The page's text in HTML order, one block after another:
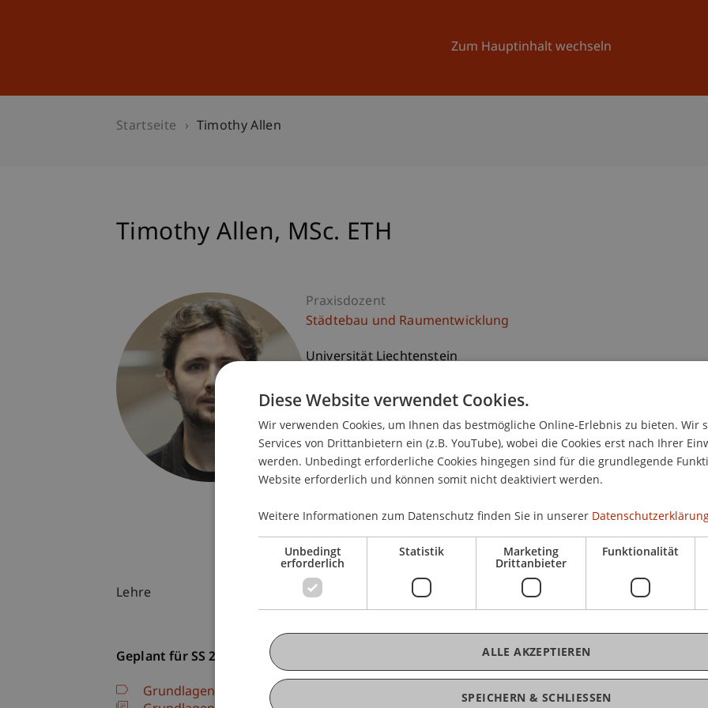
Zum Hauptinhalt wechseln
Universität Aktuelles
Startseite Timothy Allen
TimothyAllen MSc. ETH
Praxisdozent
Städtebau und Raumentwicklung
Universität Liechtenstein
9490 Vaduz
Liechtenstein
T. +4232651166
timothy.allen@uni.li
Lehre
Geplant für SS 26
Grundlagenstudio: Entwerfen im räumlichen Kontext - Paragrafen und Perspektiven
Diese Website verwendet Cookies.
Wir verwenden Cookies, um Ihnen das bestmögliche Online-Erlebnis zu bieten. Wir
Services von Drittanbietern ein (z.B. YouTube), wobei die Cookies erst nach Ihrer
werden. Unbedingt erforderliche Cookies hingegen sind für die grundlegende
Website erforderlich und können somit nicht deaktiviert werden.
Weitere Informationen zum Datenschutz finden Sie in unserer
Unbedingt
erforderlich
Statistik Marketing
Drittanbieter
Funktionalität
SPEICHERN & SCHLIESSEN
ALLE AKZEPTIEREN